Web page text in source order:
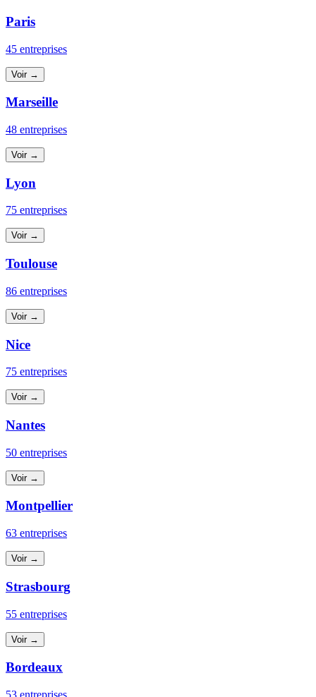
Paris
45 entreprises
Voir →
Marseille
48 entreprises
Voir →
Lyon
75 entreprises
Voir →
Toulouse
86 entreprises
Voir →
Nice
75 entreprises
Voir →
Nantes
50 entreprises
Voir →
Montpellier
63 entreprises
Voir →
Strasbourg
55 entreprises
Voir →
Bordeaux
53 entreprises